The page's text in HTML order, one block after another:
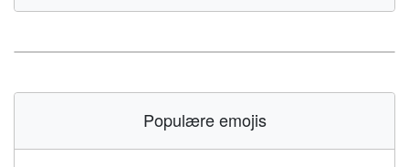
Populære emojis